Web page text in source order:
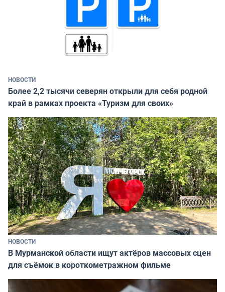
НОВОСТИ
Более 2,2 тысячи северян открыли для себя родной
край в рамках проекта «Туризм для своих»
НОВОСТИ
В Мурманской области ищут актёров массовых сцен
для съёмок в короткометражном фильме